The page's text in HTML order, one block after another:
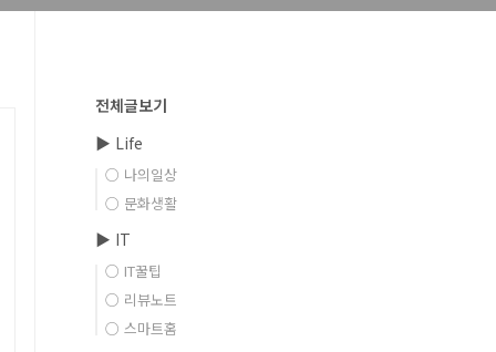
전체글보기
▶ Life
○ 나의일상
○ 문화생활
▶ IT
○ IT꿀팁
○ 리뷰노트
○ 스마트홈